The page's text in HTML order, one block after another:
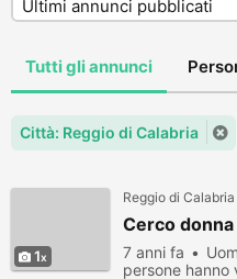
Tutti gli annunci
Città: Reggio di Calabria
1
Reggio di Calabria
Cerco
7 anni fa
persone hanno